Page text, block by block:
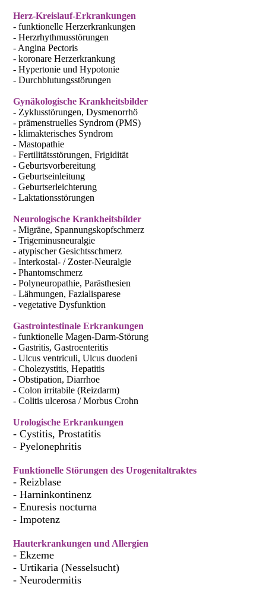
Herz-Kreislauf-Erkrankungen
- funktionelle Herzerkrankungen
- Herzrhythmusstörungen
- Angina Pectoris
- koronare Herzerkrankung
- Hypertonie und Hypotonie
- Durchblutungsstörungen
Gynäkologische Krankheitsbilder
- Zyklusstörungen, Dysmenorrhö
- prämenstruelles Syndrom (PMS)
- klimakterisches Syndrom
- Mastopathie
- Fertilitätsstörungen, Frigidität
- Geburtsvorbereitung
- Geburtseinleitung
- Geburtserleichterung
- Laktationsstörungen
Neurologische Krankheitsbilder
- Migräne, Spannungskopfschmerz
- Trigeminusneuralgie
- atypischer Gesichtsschmerz
- Interkostal- / Zoster-Neuralgie
- Phantomschmerz
- Polyneuropathie, Parästhesien
- Lähmungen, Fazialisparese
- vegetative Dysfunktion
Gastrointestinale Erkrankungen
- funktionelle Magen-Darm-Störung
- Gastritis, Gastroenteritis
- Ulcus ventriculi, Ulcus duodeni
- Cholezystitis, Hepatitis
- Obstipation, Diarrhoe
- Colon irritabile (Reizdarm)
- Colitis ulcerosa / Morbus Crohn
Urologische Erkrankungen
- Cystitis, Prostatitis
- Pyelonephritis
Funktionelle Störungen des Urogenitaltraktes
- Reizblase
- Harninkontinenz
- Enuresis nocturna
- Impotenz
Hauterkrankungen und Allergien
- Ekzeme
- Urtikaria (Nesselsucht)
- Neurodermitis